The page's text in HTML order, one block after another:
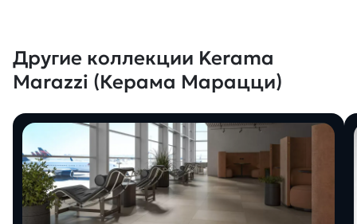
Другие коллекции Kerama
Marazzi (Керама Марацци)